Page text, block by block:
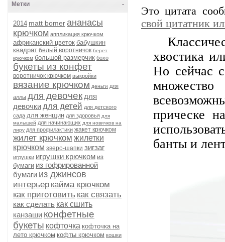
-
Метки
2014 matt bomerананасы
крючком аппликация крючком
африканский цветок бабушкин
квадрат белый воротничок берет
крючком большой размерчик бохо
букеты из конфет
воротничок крючком выкройки
вязание крючком деньги для
аллы для девочек для
девочкидля детей для детского
сада для женщин для здоровья для
малышей для начинающих для новичков на
лиру для профилактики жакет крючком
жилет крючком жилетки
крючком зверо-шапки зигзаг
игрушки игрушки крючком из
бумаги из гофрированной
бумаги из джинсов
интерьер кайма крючком
как приготовить как связать
как сделать как сшить
канзаши конфетные
букеты кофточка кофточка на
лето крючком кофты крючком кошки
Это цитата
свой цитатник
хвостика
Но сейчас
прическе
банты и